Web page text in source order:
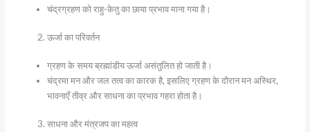
चंद्रग्रहण को राहु-केतु का छाया प्रभाव माना गया है।
ऊर्जा का परिवर्तन
ग्रहण के समय ब्रह्मांडीय ऊर्जा असंतुलित हो जाती है।
चंद्रमा मन और जल तत्व का कारक है, इसलिए ग्रहण के दौरान मन अस्थिर,
भावनाएँ तीव्र और साधना का प्रभाव गहरा होता है।
साधना और मंत्रजप का महत्व